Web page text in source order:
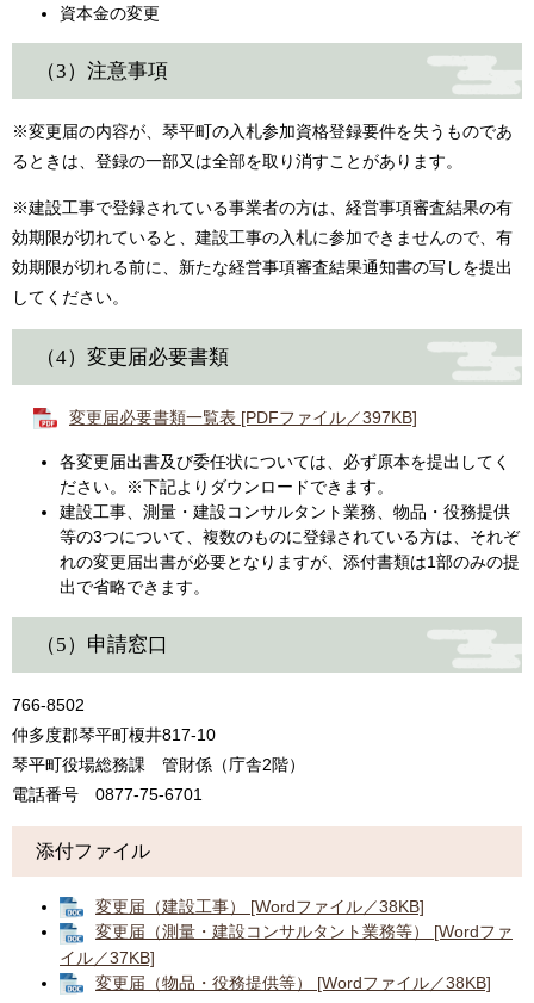
資本金の変更
（3）注意事項
※変更届の内容が、琴平町の入札参加資格登録要件を失うものであ
るときは、登録の一部又は全部を取り消すことがあります。
※建設工事で登録されている事業者の方は、経営事項審査結果の有
効期限が切れていると、建設工事の入札に参加できませんので、有
効期限が切れる前に、新たな経営事項審査結果通知書の写しを提出
してください。
（4）変更届必要書類
変更届必要書類一覧表 [PDFファイル／397KB]
各変更届出書及び委任状については、必ず原本を提出してく
ださい。※下記よりダウンロードできます。
建設工事、測量・建設コンサルタント業務、物品・役務提供
等の3つについて、複数のものに登録されている方は、それぞ
れの変更届出書が必要となりますが、添付書類は1部のみの提
出で省略できます。
（5）申請窓口
766-8502
仲多度郡琴平町榎井817-10
琴平町役場総務課 管財係（庁舎2階）
電話番号 0877-75-6701
添付ファイル
変更届（建設工事） [Wordファイル／38KB]
変更届（測量・建設コンサルタント業務等） [Wordファ
イル／37KB]
変更届（物品・役務提供等） [Wordファイル／38KB]